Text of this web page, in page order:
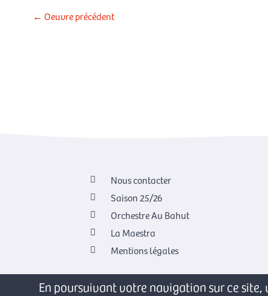
← Oeuvre précédent
Nous contacter
Saison 25/26
Orchestre Au Bahut
La Maestra
Mentions légales
En poursuivant votre navigation sur ce site,